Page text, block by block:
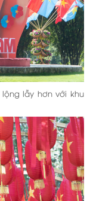
lẫy hơn với khu